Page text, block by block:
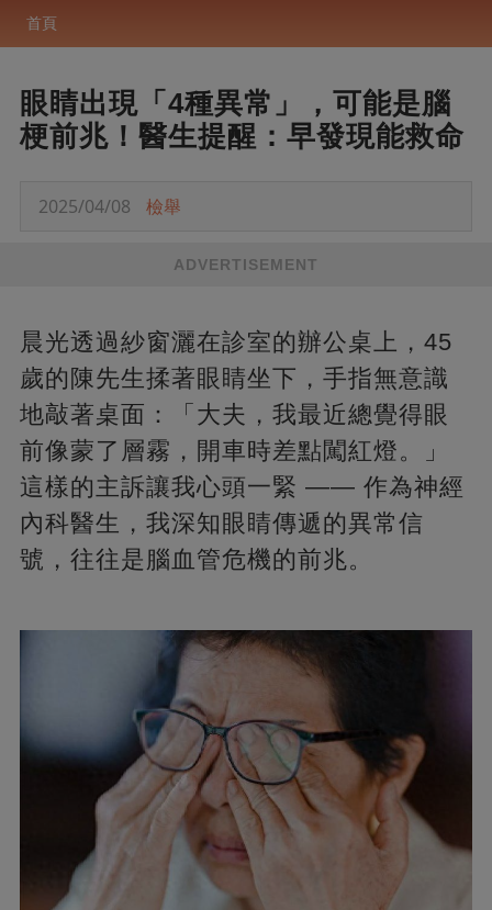
首頁
眼睛出現「4種異常」，可能是腦
梗前兆！醫生提醒：早發現能救命
2025/04/08 檢舉
ADVERTISEMENT
晨光透過紗窗灑在診室的辦公桌上，45
歲的陳先生揉著眼睛坐下，手指無意識
地敲著桌面：「大夫，我最近總覺得眼
前像蒙了層霧，開車時差點闖紅燈。」
這樣的主訴讓我心頭一緊 —— 作為神經
內科醫生，我深知眼睛傳遞的異常信
號，往往是腦血管危機的前兆。